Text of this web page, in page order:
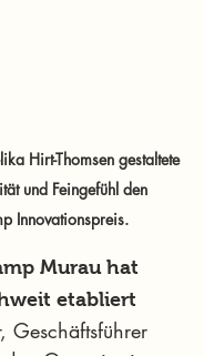
Hirt-Thomsen gestaltete
und Feingefühl den
Innovationspreis.
Murau hat
etabliert
Geschäftsführer